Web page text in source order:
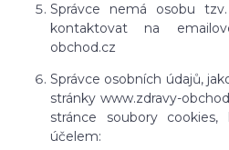
Správce nemá osobu
kontaktovat na
obchod.cz
Správce osobních údajů,
stránky www.zdravy-
stránce soubory
účelem: